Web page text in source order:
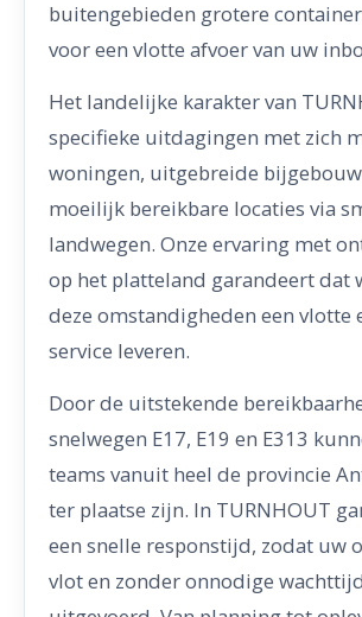
buitengebieden grotere
voor een vlotte afvoer van uw
Het landelijke karakter van
specifieke uitdagingen met zich
woningen, uitgebreide
moeilijk bereikbare locaties via
landwegen. Onze ervaring met
op het platteland garandeert dat
deze omstandigheden een vlotte
service leveren.
Door de uitstekende
snelwegen E17, E19 en E313
teams vanuit heel de provincie
ter plaatse zijn. In TURNHOUT
een snelle responstijd, zodat uw
vlot en zonder onnodige